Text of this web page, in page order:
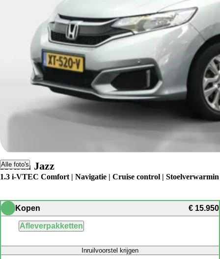
Alle foto's
Honda Jazz
1.3 i-VTEC Comfort | Navigatie | Cruise control | Stoelverwarmin
Kopen € 15.950
Afleverpakketten
Inruilvoorstel krijgen